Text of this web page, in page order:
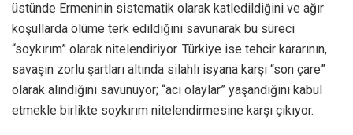
üstünde Ermeninin sistematik olarak katledildiğini ve ağır
koşullarda ölüme terk edildiğini savunarak bu süreci
“soykırım” olarak nitelendiriyor. Türkiye ise tehcir kararının,
savaşın zorlu şartları altında silahlı isyana karşı “son çare”
olarak alındığını savunuyor; “acı olaylar” yaşandığını kabul
etmekle birlikte soykırım nitelendirmesine karşı çıkıyor.